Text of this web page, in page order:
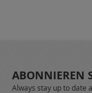
ABONNIEREN
Always stay up to date